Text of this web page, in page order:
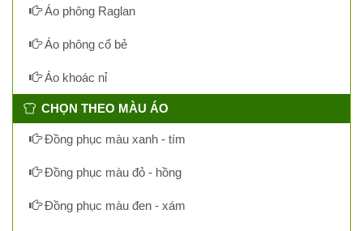
Áo phông Raglan
Áo phông cổ bẻ
Áo khoác nỉ
CHỌN THEO MÀU ÁO
Đồng phục màu xanh - tím
Đồng phục màu đỏ - hồng
Đồng phục màu đen - xám